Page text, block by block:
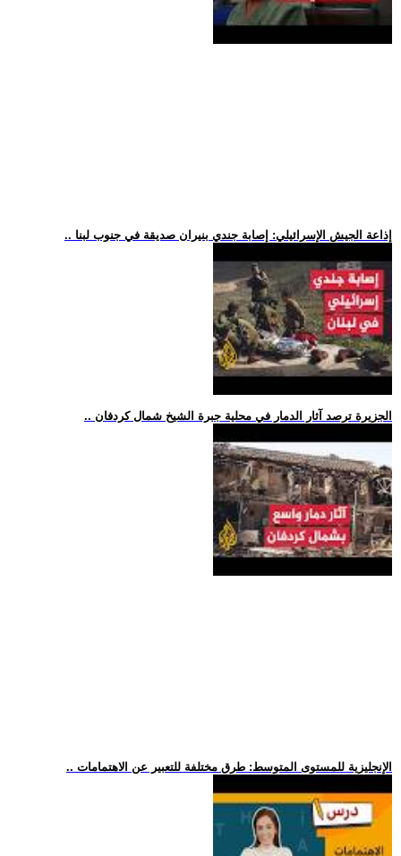
.. إذاعة الجيش الإسرائيلي: إصابة جندي بنيران صديقة في جنوب لبنا
.. الجزيرة ترصد آثار الدمار في محلية جبرة الشيخ شمال كردفان
.. الإنجليزية للمستوى المتوسط: طرق مختلفة للتعبير عن الاهتمامات